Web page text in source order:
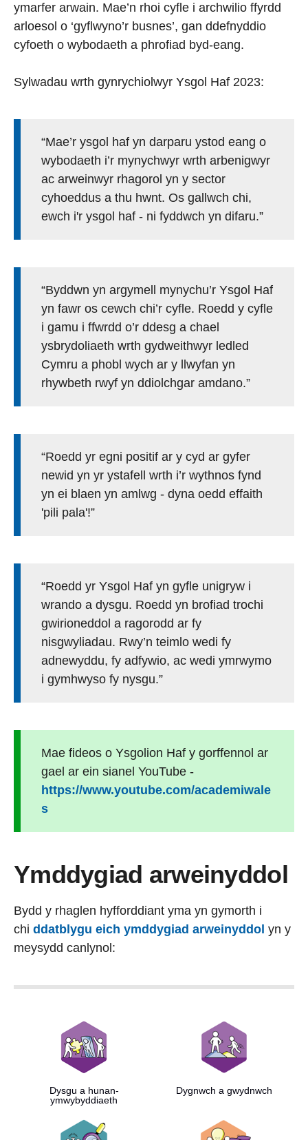
ymarfer arwain. Mae’n rhoi cyfle i archwilio ffyrdd
arloesol o ‘gyflwyno’r busnes’, gan ddefnyddio
cyfoeth o wybodaeth a phrofiad byd-eang.
Sylwadau wrth gynrychiolwyr Ysgol Haf 2023:
“Mae’r ysgol haf yn darparu ystod eang o
wybodaeth i’r mynychwyr wrth arbenigwyr
ac arweinwyr rhagorol yn y sector
cyhoeddus a thu hwnt. Os gallwch chi,
ewch i'r ysgol haf - ni fyddwch yn difaru.”
“Byddwn yn argymell mynychu’r Ysgol Haf
yn fawr os cewch chi’r cyfle. Roedd y cyfle
i gamu i ffwrdd o’r ddesg a chael
ysbrydoliaeth wrth gydweithwyr ledled
Cymru a phobl wych ar y llwyfan yn
rhywbeth rwyf yn ddiolchgar amdano.”
“Roedd yr egni positif ar y cyd ar gyfer
newid yn yr ystafell wrth i’r wythnos fynd
yn ei blaen yn amlwg - dyna oedd effaith
'pili pala'!”
“Roedd yr Ysgol Haf yn gyfle unigryw i
wrando a dysgu. Roedd yn brofiad trochi
gwirioneddol a ragorodd ar fy
nisgwyliadau. Rwy’n teimlo wedi fy
adnewyddu, fy adfywio, ac wedi ymrwymo
i gymhwyso fy nysgu.”
Mae fideos o Ysgolion Haf y gorffennol ar
gael ar ein sianel YouTube -
https://www.youtube.com/academiwale
s
Ymddygiad arweinyddol
Bydd y rhaglen hyfforddiant yma yn gymorth i
chi ddatblygu eich ymddygiad arweinyddol yn y
meysydd canlynol:
Dysgu a hunan-
ymwybyddiaeth
Dygnwch a gwydnwch